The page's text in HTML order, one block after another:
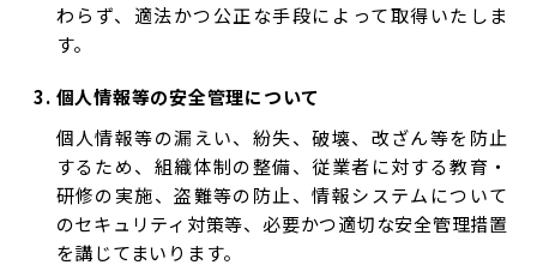
わらず、適法かつ公正な手段によって取得いたしま
す。
個人情報等の安全管理について
個人情報等の漏えい、紛失、破壊、改ざん等を防止
するため、組織体制の整備、従業者に対する教育・
研修の実施、盗難等の防止、情報システムについて
のセキュリティ対策等、必要かつ適切な安全管理措置
を講じてまいります。